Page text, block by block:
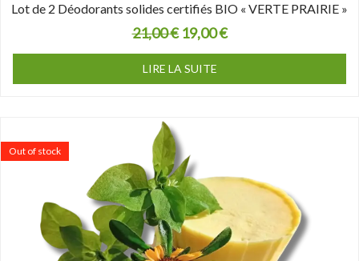
Lot de 2 Déodorants solides certifiés BIO « VERTE PRAIRIE »
21,00€ 19,00€
LIRE LA SUITE
Out of stock